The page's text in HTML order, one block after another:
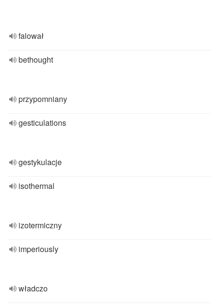
falował
bethought
przypomniany
gesticulations
gestykulacje
isothermal
izotermiczny
imperiously
władczo